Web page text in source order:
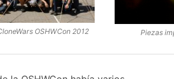
OSHWCon 2012 Piezas